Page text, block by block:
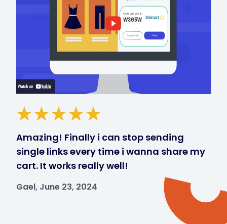
Amazing! Finally i can stop sending
single links every time i wanna share my
cart. It works really well!
Gael, June 23, 2024